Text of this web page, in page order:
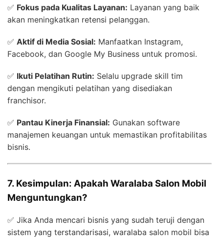
✅ Fokus pada Kualitas Layanan: Layanan yang baik
akan meningkatkan retensi pelanggan.
✅ Aktif di Media Sosial: Manfaatkan Instagram,
Facebook, dan Google My Business untuk promosi.
✅ Ikuti Pelatihan Rutin: Selalu upgrade skill tim
dengan mengikuti pelatihan yang disediakan
franchisor.
✅ Pantau Kinerja Finansial: Gunakan software
manajemen keuangan untuk memastikan profitabilitas
bisnis.
7. Kesimpulan: Apakah Waralaba Salon Mobil
Menguntungkan?
✅ Jika Anda mencari bisnis yang sudah teruji dengan
sistem yang terstandarisasi, waralaba salon mobil bisa